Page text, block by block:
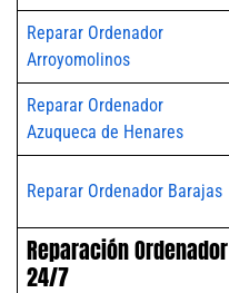
Reparar Ordenador
Arroyomolinos
Reparar Ordenador
Azuqueca de Henares
Reparar Ordenador Barajas
Reparación Ordenador
24/7